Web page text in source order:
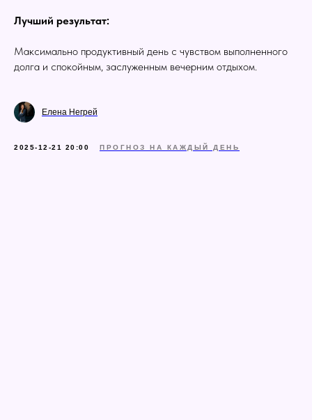
Лучший результат:
Максимально продуктивный день с чувством выполненного
долга и спокойным, заслуженным вечерним отдыхом.
Елена Негрей
2025-12-21 20:00 ПРОГНОЗ НА КАЖДЫЙ ДЕНЬ